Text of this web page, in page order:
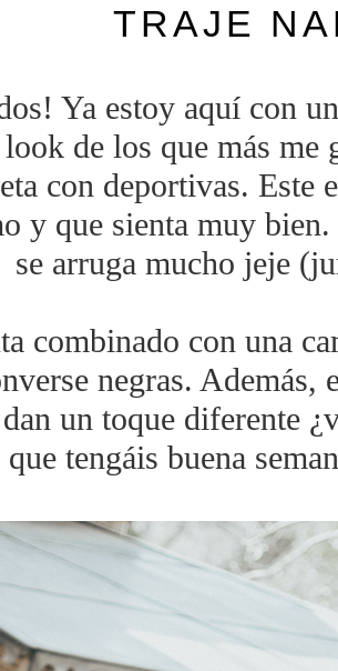
TRAJE
Ya estoy aquí con
de los que más me
con deportivas. Este
y que sienta muy
se arruga mucho jeje
combinado con una
negras. Además,
un toque diferente
que tengáis buena